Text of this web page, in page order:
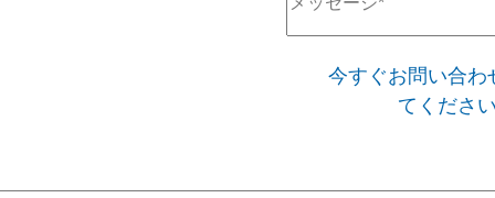
今すぐお問い合わ
てくださ